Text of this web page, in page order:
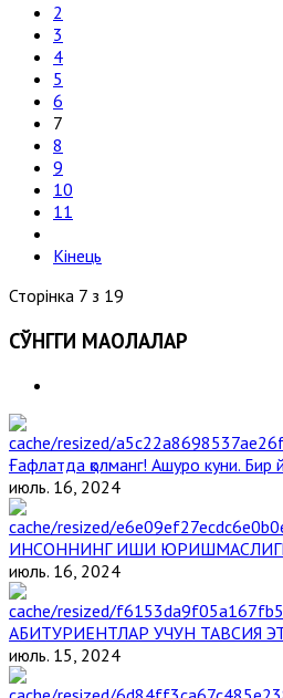
2
3
4
5
6
7
8
9
10
11
Кінець
Сторінка 7 з 19
СЎНГГИ МАҚОЛАЛАР
Ғафлатда қолманг! Ашуро куни. Бир
июль. 16, 2024
ИНСОННИНГ ИШИ
июль. 16, 2024
АБИТУРИЕНТЛАР УЧУН ТАВСИЯ
июль. 15, 2024